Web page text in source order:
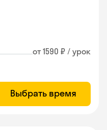
от 1590 ₽ / урок
Выбрать время